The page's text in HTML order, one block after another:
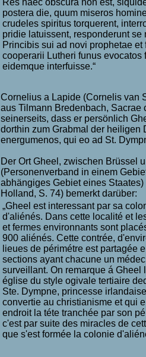
Res haec obscura non est,
postera die, quum miseros
crudeles spiritus torquerent,
pridie latuissent, responderunt se
Princibis sui ad novi prophetae et
cooperarii Lutheri funus evocatos
eidemque interfuisse.“
Cornelius a Lapide (Cornelis van
aus Tilmann Bredenbach, Sacrae
seinerseits, dass er persönlich
dorthin zum Grabmal der heiligen
energumenos, qui eo ad St.
Der Ort Gheel, zwischen Brüssel
(Personenverband in einem
abhängiges Gebiet eines
Holland, S. 74) bemerkt darüber:
„Gheel est interessant par sa
d'aliénés. Dans cette localité et
et fermes environnants sont
900 aliénés. Cette contrée,
lieues de périmétre est partagée
sections ayant chacune un
surveillant. On remarque á Gheel
église du style ogivale tertiaire
Ste. Dympne, princesse irlandaise
convertie au christianisme et qui
endroit la téte tranchée par son
c'est par suite des miracles de
que s'est formée la colonie